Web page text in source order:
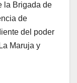
la Brigada de
de
del poder
Maruja y